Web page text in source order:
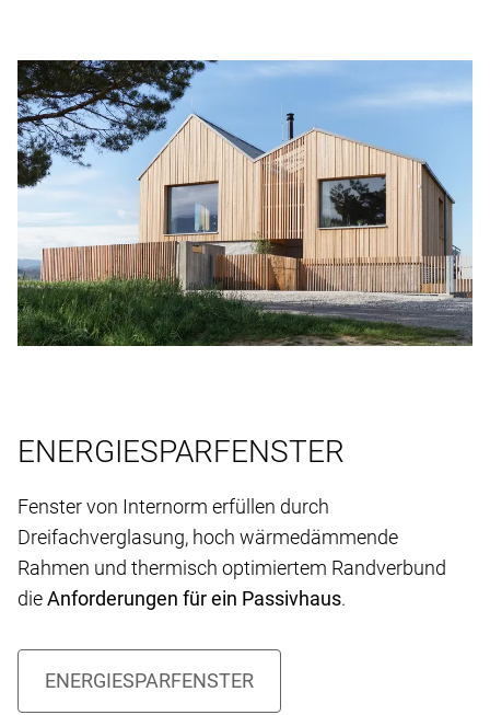
ENERGIESPARFENSTER
Fenster von Internorm erfüllen durch
Dreifachverglasung, hoch wärmedämmende
Rahmen und thermisch optimiertem Randverbund
dieAnforderungen für ein Passivhaus.